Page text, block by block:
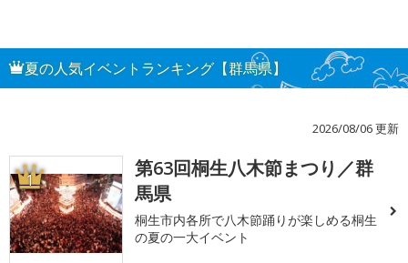
夏の人気イベントランキング【群馬県】
2026/08/06 更新
1
第63回桐生八木節まつり／群
馬県
桐生市内各所で八木節踊りが楽しめる桐生
の夏の一大イベント